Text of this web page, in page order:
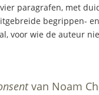
paragrafen, met
begrippen-
voor wie de auteur
van Noam